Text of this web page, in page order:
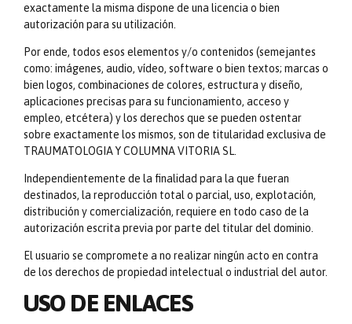
exactamente la misma dispone de una licencia o bien
autorización para su utilización.
Por ende, todos esos elementos y/o contenidos (semejantes
como: imágenes, audio, vídeo, software o bien textos; marcas o
bien logos, combinaciones de colores, estructura y diseño,
aplicaciones precisas para su funcionamiento, acceso y
empleo, etcétera) y los derechos que se pueden ostentar
sobre exactamente los mismos, son de titularidad exclusiva de
TRAUMATOLOGIA Y COLUMNA VITORIA SL.
Independientemente de la finalidad para la que fueran
destinados, la reproducción total o parcial, uso, explotación,
distribución y comercialización, requiere en todo caso de la
autorización escrita previa por parte del titular del dominio.
El usuario se compromete a no realizar ningún acto en contra
de los derechos de propiedad intelectual o industrial del autor.
USO DE ENLACES